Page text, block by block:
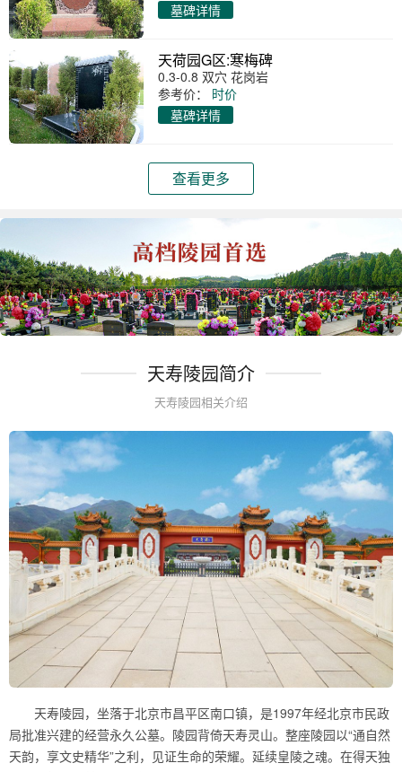
墓碑详情
天荷园G区:寒梅碑
0.3-0.8 双穴 花岗岩
参考价：
时价
墓碑详情
查看更多
天寿陵园简介
天寿陵园相关介绍
天寿陵园，坐落于北京市昌平区南口镇，是1997年经北京市民政
局批准兴建的经营永久公墓。陵园背倚天寿灵山。整座陵园以“通自然
天韵，享文史精华”之利，见证生命的荣耀。延续皇陵之魂。在得天独